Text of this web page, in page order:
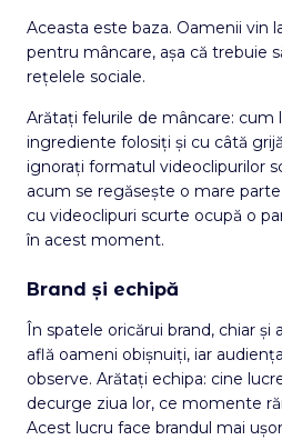
Aceasta este baza. Oamenii vin
pentru mâncare, așa că trebuie
rețelele sociale.
Arătați felurile de mâncare: cum
ingrediente folosiți și cu câtă
ignorați formatul videoclipurilor
acum se regăsește o mare
cu videoclipuri scurte ocupă o
în acest moment.
Brand și echipă
În spatele oricărui brand, chiar și
află oameni obișnuiți, iar
observe. Arătați echipa: cine
decurge ziua lor, ce momente
Acest lucru face brandul mai